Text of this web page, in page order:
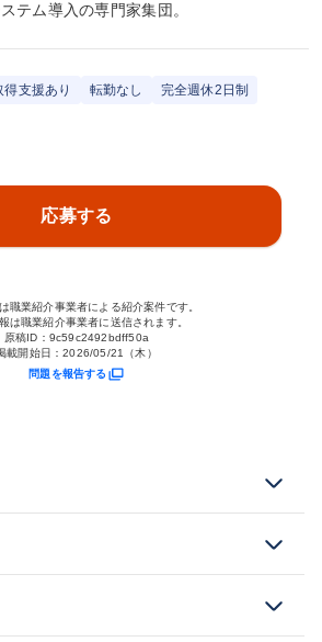
テム導入の専門家集団。
得支援あり 転勤なし
完全週休2日制
応募する
職業紹介事業者による紹介案件です。
は職業紹介事業者に送信されます。
原稿ID： 9c59c2492bdff50a
載開始日：2026/05/21（木）
問題を報告する